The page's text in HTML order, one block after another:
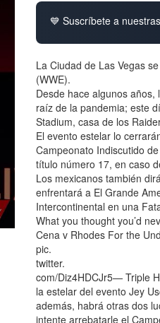
💙 Suscríbete a
La Ciudad de Las Vegas
(WWE).
Desde hace algunos
raíz de la pandemia; este
Stadium, casa de los
El evento estelar lo
Campeonato Indiscutido
título número 17, en caso
Los mexicanos también
enfrentará a El Grande
Intercontinental en una
What you thought you’d
Cena v Rhodes For the
pic.
twitter.
com/Diz4HDCJr5— Triple
la estelar del evento Jey
además, habrá otras dos
intente arrebatarle el